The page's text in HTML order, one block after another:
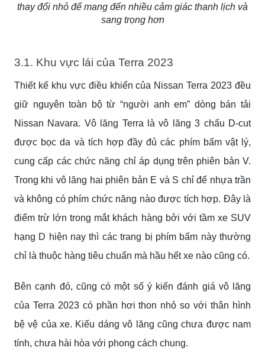
thay đổi nhỏ để mang đến nhiều cảm giác thanh lịch và
sang trọng hơn
3.1. Khu vực lái của Terra 2023
Thiết kế khu vực điều khiển của Nissan Terra 2023 đều
giữ nguyên toàn bộ từ “người anh em” dòng bán tải
Nissan Navara. Vô lăng Terra là vô lăng 3 chấu D-cut
được bọc da và tích hợp đầy đủ các phím bấm vật lý,
cung cấp các chức năng chỉ áp dụng trên phiên bản V.
Trong khi vô lăng hai phiên bản E và S chỉ để nhựa trần
và không có phím chức năng nào được tích hợp. Đây là
điểm trừ lớn trong mắt khách hàng bởi với tầm xe SUV
hạng D hiện nay thì các trang bị phím bấm này thường
chỉ là thuộc hàng tiêu chuẩn mà hầu hết xe nào cũng có.
Bên cạnh đó, cũng có một số ý kiến đánh giá vô lăng
của Terra 2023 có phần hơi thon nhỏ so với thân hình
bệ vệ của xe. Kiểu dáng vô lăng cũng chưa được nam
tính, chưa hài hòa với phong cách chung.